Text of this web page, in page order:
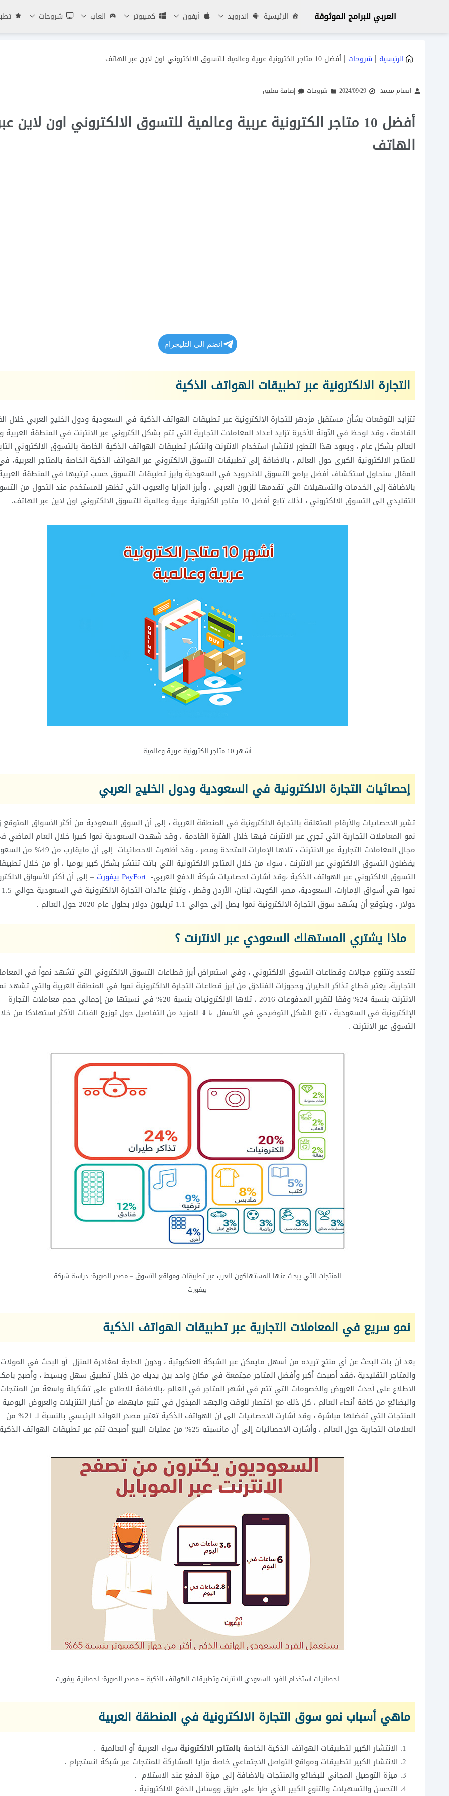
العربي للبرامج الموثوقة الرئيسية اندرويد أيفون كمبيوتر العاب شروحات
الرئيسية | شروحات | أفضل 10 متاجر الكترونية عربية وعالمية للتسوق الالكتروني اون لاين عبر الهاتف
انسام محمد 2024/09/29 شروحات إضافة تعليق
أفضل 10 متاجر الكترونية عربية وعالمية للتسوق الالكتروني اون لاين
الهاتف
انضم الى التليجرام
التجارة الالكترونية عبر تطبيقات الهواتف الذكية
تتزايد التوقعات بشأن مستقبل مزدهر للتجارة الالكترونية عبر تطبيقات الهواتف الذكية في السعودية ودول الخليج العربي خلال
القادمة ، وقد لوحظ في الآونة الأخيرة تزايد أعداد المعاملات التجارية التي تتم بشكل الكتروني عبر الانترنت في المنطقة
العالم بشكل عام ، ويعود هذا التطور لانتشار استخدام الانترنت وانتشار تطبيقات الهواتف الذكية الخاصة بالتسوق الالكتروني
للمتاجر الالكترونية الكبرى حول العالم ، بالاضافة إلى تطبيقات التسوق الالكتروني عبر الهواتف الذكية الخاصة بالمتاجر العربية،
المقال سنحاول استكشاف أفضل برامج التسوق للاندرويد في السعودية وأبرز تطبيقات التسوق حسب ترتيبها في المنطقة
بالاضافة إلى الخدمات والتسهيلات التي تقدمها للزبون العربي ، وأبرز المزايا والعيوب التي تظهر للمستخدم عند التحول من
التقليدي إلى التسوق الالكتروني ، لذلك تابع أفضل 10 متاجر الكترونية عربية وعالمية للتسوق الالكتروني اون لاين عبر الهاتف.
أشهر 10 متاجر الكترونية عربية وعالمية
إحصائيات التجارة الالكترونية في السعودية ودول الخليج العربي
تشير الاحصائيات والأرقام المتعلقة بالتجارة الالكترونية في المنطقة العربية ، إلى أن السوق السعودية من أكثر الأسواق المتوقع
نمو المعاملات التجارية التي تجري عبر الانترنت فيها خلال الفترة القادمة ، وقد شهدت السعودية نموا كبيرا خلال العام الماضي
مجال المعاملات التجارية عبر الانترنت ، تلاها الإمارات المتحدة ومصر ، وقد أظهرت
يفضلون التسوق الالكتروني عبر الانترنت ، سواء من خلال المتاجر الالكترونية التي باتت تنتشر بشكل كبير يوميا ، أو من خلال
التسوق الالكتروني عبر الهواتف الذكية ،وقد أشارت احصائيات شركة الدفع العربي- PayFort بيفورت
– إلى أن أكثر الأسواق
دولار ، ويتوقع أن يشهد سوق التجارة الالكترونية نموا يصل إلى حوالي 1.1 تريليون دولار بحلول عام 2020 حول العالم .
ماذا يشتري المستهلك السعودي عبر الانترنت ؟
تتعدد وتتنوع مجالات وقطاعات التسوق الالكتروني ، وفي استعراض أبرز قطاعات التسوق الالكتروني التي تشهد نمواً في
التجارية، يعتبر قطاع تذاكر الطيران وحجوزات الفنادق من أبرز قطاعات التجارة الالكترونية نموا في المنطقة العربية والتي تشهد
الانترنت بنسبة 24% وفقا لتقرير المدفوعات 2016 ، تلاها الإلكترونيات بنسبة 20% في نسبتها من إجمالي حجم معاملات التجارة
الإلكترونية في السعودية ، تابع الشكل التوضيحي في الأسفل ⇓⇓ للمزيد من التفاصيل حول توزيع الفئات الأكثر استهلاكا من
التسوق عبر الانترنت .
المنتجات التي يبحث عنها المستهلكون العرب عبر تطبيقات ومواقع التسوق – مصدر الصورة: دراسة شركة
بيفورت
نمو سريع في المعاملات التجارية عبر تطبيقات الهواتف الذكية
بعد أن بات البحث عن أي منتج تريده من أسهل مايمكن عبر الشبكة العنكبوتبة ، ودون الحاجة لمغادرة المنزل أو البحث في المولات
والمتاجر التقليدية ،فقد أصبحث أكبر وأفضل المتاجر مجتمعة في مكان واحد بين يديك من خلال تطبيق سهل وبسيط ، وأصبح
الاطلاع على أحدث العروض والخصومات التي تتم في أشهر المتاجر في العالم ،بالاضافة للاطلاع على تشكيلة واسعة من المنتجات
والبضائع من كافة أنحاء العالم ، كل ذلك مع اختصار للوقت والجهد المبذول في تتبع مايهمك من أخبار التنزيلات والعروض
المنتجات التي تفضلها مباشرة ، وقد أشارت الاحصائيات الى أن الهواتف الذكية تعتبر مصدر العوائد الرئيسي بالنسبة لـ 21% من
العلامات التجارية حول العالم ، وأشارت الاحصائيات إلى أن مانسبته 25% من عمليات البيع أصبحت تتم عبر تطبيقات الهواتف الذكية .
احصائيات استخدام الفرد السعودي للانترنت وتطبيقات الهواتف الذكية – مصدر الصورة: احصائية بيفورت
ماهي أسباب نمو سوق التجارة الالكترونية في المنطقة العربية
الانتشار الكبير لتطبيقات الهواتف الذكية الخاصة بالمتاجر الالكترونية سواء العربية أو العالمية .
الانتشار الكبير لتطبيقات ومواقع التواصل الاجتماعي خاصة مزايا المشاركة للمنتجات عبر شبكة انستجرام .
ميزة التوصيل المجاني للبضائع والمنتجات بالاضافة إلى ميزة الدفع عند الاستلام .
التحسن والتسهيلات والتنوع الكبير الذي طرأ على طرق ووسائل الدفع الالكترونية .